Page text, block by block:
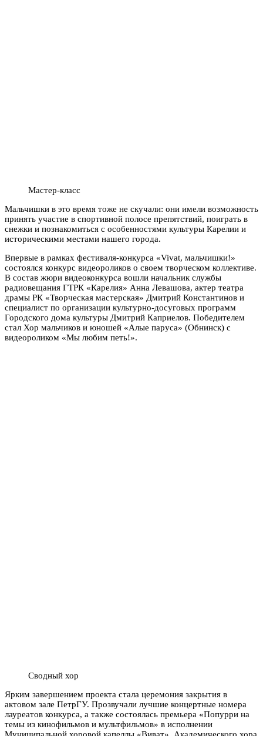
Мастер-класс
Мальчишки в это время тоже не скучали: они имели возможность
принять участие в спортивной полосе препятствий, поиграть в
снежки и познакомиться с особенностями культуры Карелии и
историческими местами нашего города.
Впервые в рамках фестиваля-конкурса «Vivat, мальчишки!»
состоялся конкурс видеороликов о своем творческом коллективе.
В состав жюри видеоконкурса вошли начальник службы
радиовещания ГТРК «Карелия» Анна Левашова, актер театра
драмы РК «Творческая мастерская» Дмитрий Константинов и
специалист по организации культурно-досуговых программ
Городского дома культуры Дмитрий Каприелов. Победителем
стал Хор мальчиков и юношей «Алые паруса» (Обнинск) с
видеороликом «Мы любим петь!».
Сводный хор
Ярким завершением проекта стала церемония закрытия в
актовом зале ПетрГУ. Прозвучали лучшие концертные номера
лауреатов конкурса, а также состоялась премьера «Попурри на
темы из кинофильмов и мультфильмов» в исполнении